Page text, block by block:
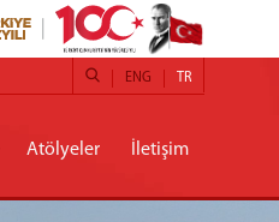
TR
ENG
Atölyeler İletişim